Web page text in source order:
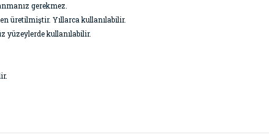
gerekmez.
üretilmiştir. Yıllarca kullanılabilir.
yüzeylerde kullanılabilir.